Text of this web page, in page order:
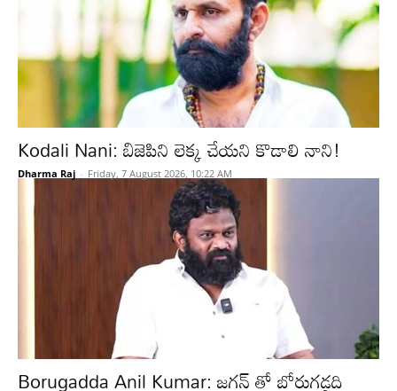
Kodali Nani: బిజెపిని లెక్క చేయని కొడాలి నాని!
Dharma Raj - Friday, 7 August 2026, 10:22 AM
Borugadda Anil Kumar: జగన్ తో బోరుగడ్డది